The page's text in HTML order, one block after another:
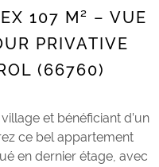
107 M² – VUE
PRIVATIVE
(66760)
et bénéficiant d’un
ce bel appartement
en dernier étage, avec